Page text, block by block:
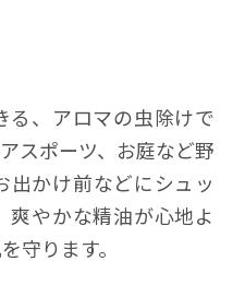
る、アロマの虫除けで
スポーツ、お庭など野
かけ前などにシュッ
爽やかな精油が心地よ
守ります。